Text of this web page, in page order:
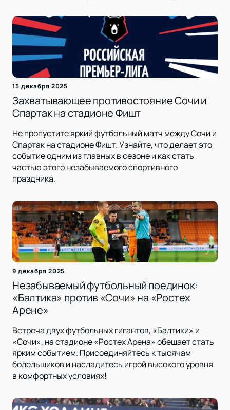
15 декабря 2025
Захватывающее противостояние Сочи и
Спартак на стадионе Фишт
Не пропустите яркий футбольный матч между Сочи и
Спартак на стадионе Фишт. Узнайте, что делает это
событие одним из главных в сезоне и как стать
частью этого незабываемого спортивного
праздника.
9 декабря 2025
Незабываемый футбольный поединок:
«Балтика» против «Сочи» на «Ростех
Арене»
Встреча двух футбольных гигантов, «Балтики» и
«Сочи», на стадионе «Ростех Арена» обещает стать
ярким событием. Присоединяйтесь к тысячам
болельщиков и насладитесь игрой высокого уровня
в комфортных условиях!